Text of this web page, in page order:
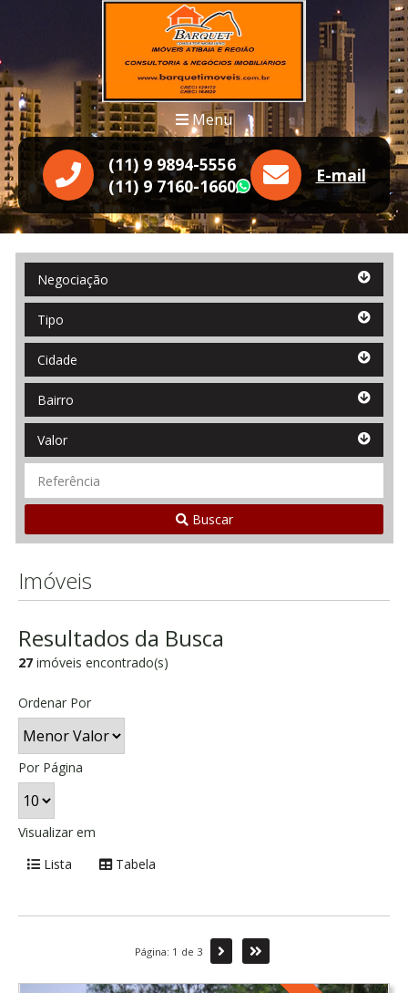
Menu
(11) 9 9894-5556
(11) 9 7160-1660
WhatsApp
E-mail
Negociação
Tipo
Cidade
Cidade
Bairro
Valor
Valor
Buscar
Imóveis
Resultados da Busca
27 imóveis encontrado(s)
Ordenar Por
Por Página
Visualizar em
Lista
Tabela
Página: 1 de 3 Próxima